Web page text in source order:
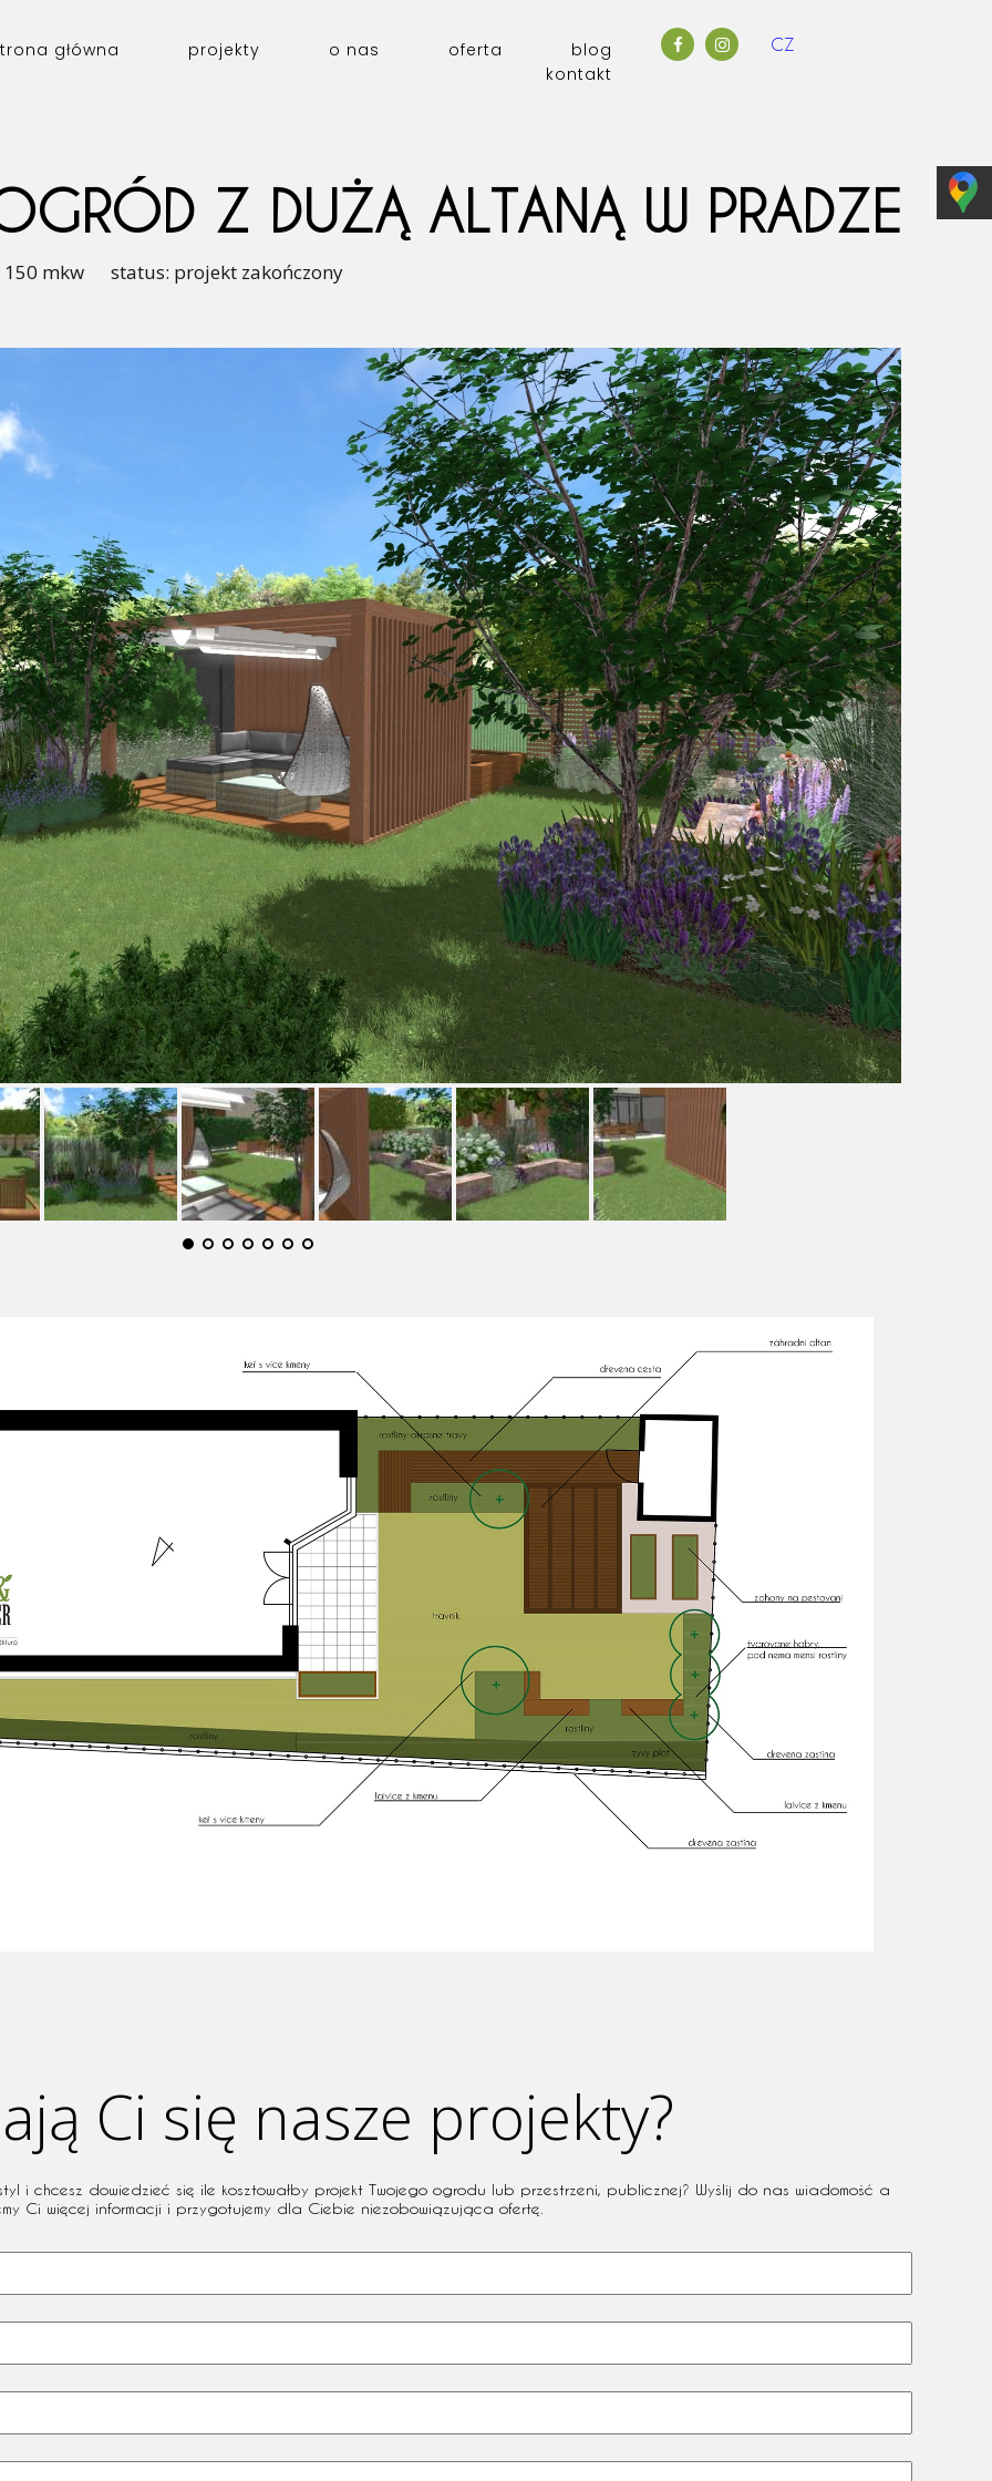
główna projekty o nas oferta
blog
kontakt
CZ
Z DUŻĄ ALTANĄ W PRADZE
mkw status: projekt zakończony
Ci się nasze projekty?
i chcesz dowiedzieć się ile kosztowałby projekt Twojego ogrodu lub przestrzeni, publicznej? Wyślij do nas wiadomość a
Ci więcej informacji i przygotujemy dla Ciebie niezobowiązująca ofertę.